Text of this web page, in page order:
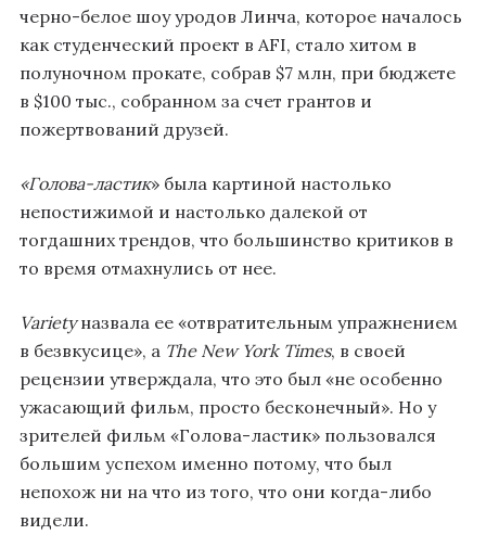
черно-белое шоу уродов Линча, которое началось
как студенческий проект в AFI, стало хитом в
полуночном прокате, собрав $7 млн, при бюджете
в $100 тыс., собранном за счет грантов и
пожертвований друзей.
«Голова-ластик» была картиной настолько
непостижимой и настолько далекой от
тогдашних трендов, что большинство критиков в
то время отмахнулись от нее.
Varietyназвала ее «отвратительным упражнением
в безвкусице», а The New York Times, в своей
рецензии утверждала, что это был «не особенно
ужасающий фильм, просто бесконечный». Но у
зрителей фильм «Голова-ластик» пользовался
большим успехом именно потому, что был
непохож ни на что из того, что они когда-либо
видели.